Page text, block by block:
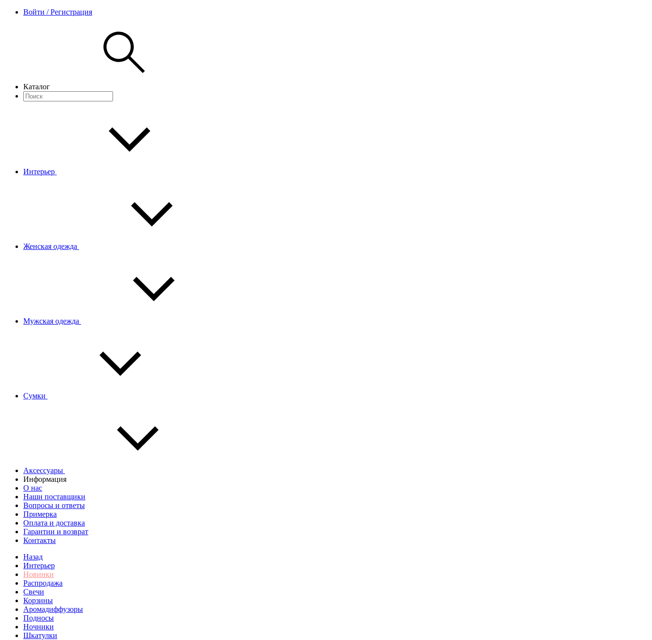
Войти / Регистрация
Каталог
Интерьер
Женская одежда
Мужская одежда
Сумки
Аксессуары
Информация
О нас
Наши поставщики
Вопросы и ответы
Примерка
Оплата и доставка
Гарантии и возврат
Контакты
Назад
Интерьер
Новинки
Распродажа
Свечи
Корзины
Аромадиффузоры
Подносы
Ночники
Шкатулки